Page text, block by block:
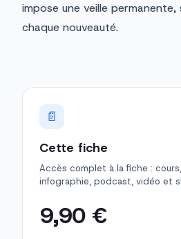
impose une veille
chaque nouveauté.
📄
Cette fiche
Accès complet à la fiche :
infographie, podcast, vidéo et
9,90 €